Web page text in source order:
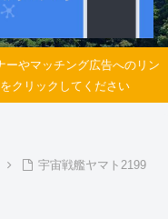
ーやマッチング広告へのリン
クリックしてください
宇宙戦艦ヤマト2199